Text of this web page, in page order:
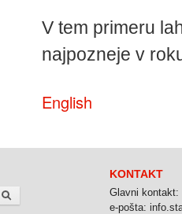
V tem primeru
najpozneje v
English
KONTAKT
Glavni kontakt:
e-pošta: